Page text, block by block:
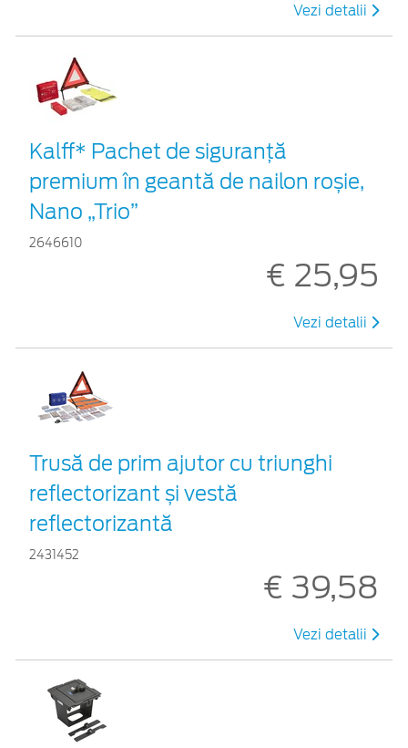
Vezi detalii
Kalff* Pachet de siguranţă
premium în geantă de nailon roșie,
Nano „Trio”
2646610
€ 25,95
Vezi detalii
Trusă de prim ajutor cu triunghi
reflectorizant și vestă
reflectorizantă
2431452
€ 39,58
Vezi detalii